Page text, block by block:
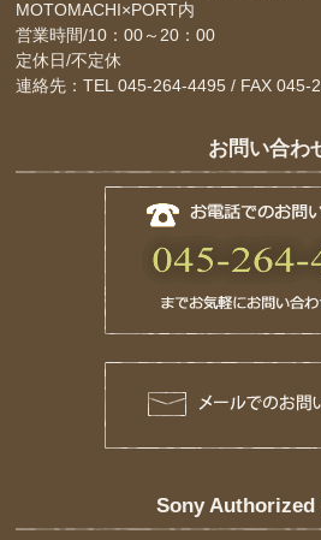
MOTOMACHI×PORT内
営業時間/10：00～20：00
定休日/不定休
連絡先：TEL 045-264-4495 / FAX 045-
お問い合わ
Sony Authorized